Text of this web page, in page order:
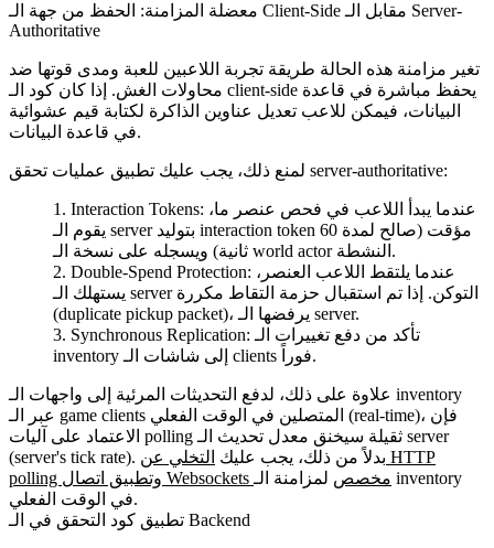
معضلة المزامنة: الحفظ من جهة الـ Client-Side مقابل الـ Server-
Authoritative
تغير مزامنة هذه الحالة طريقة تجربة اللاعبين للعبة ومدى قوتها ضد
محاولات الغش. إذا كان كود الـ client-side يحفظ مباشرة في قاعدة
البيانات، فيمكن للاعب تعديل عناوين الذاكرة لكتابة قيم عشوائية
في قاعدة البيانات.
لمنع ذلك، يجب عليك تطبيق عمليات تحقق server-authoritative:
Interaction Tokens:
يقوم الـ server بتوليد interaction token مؤقت (صالح لمدة 60
ثانية) ويسجله على نسخة الـ world actor النشطة.
Double-Spend Protection:
يستهلك الـ server التوكن. إذا تم استقبال حزمة التقاط مكررة
(duplicate pickup packet)، يرفضها الـ server.
Synchronous Replication: تأكد من دفع تغييرات الـ
inventory إلى شاشات الـ clients فوراً.
علاوة على ذلك، لدفع التحديثات المرئية إلى واجهات الـ inventory
عبر الـ game clients المتصلين في الوقت الفعلي (real-time)، فإن
الاعتماد على آليات polling ثقيلة سيخنق معدل تحديث الـ server
(server's tick rate). بدلاً من ذلك، يجب عليك التخلي عن HTTP
polling وتطبيق اتصال Websockets مخصص لمزامنة الـ inventory
في الوقت الفعلي.
تطبيق كود التحقق في الـ Backend